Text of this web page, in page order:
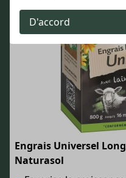
D'accord
Engrais Universel
Naturasol